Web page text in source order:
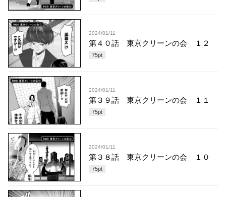
2024/01/11
第４０話 東京クリーンの会 １２
75pt
2024/01/11
第３９話 東京クリーンの会 １１
75pt
2024/01/11
第３８話 東京クリーンの会 １０
75pt